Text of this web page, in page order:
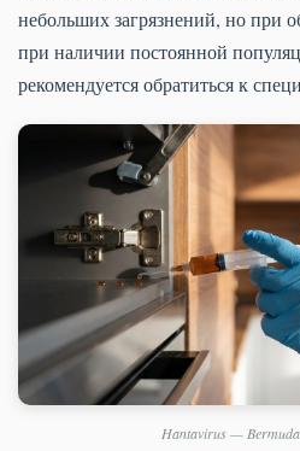
небольших загрязнений, но при
при наличии постоянной
рекомендуется обратиться к
Hantavirus —